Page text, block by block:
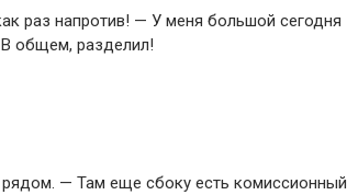
раз напротив! — У меня большой сегодня
общем, разделил!
— Там еще сбоку есть комиссионный